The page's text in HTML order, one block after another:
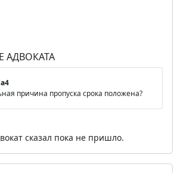
АДВОКАТА
причина пропуска срока положена?
сказал пока не пришло.